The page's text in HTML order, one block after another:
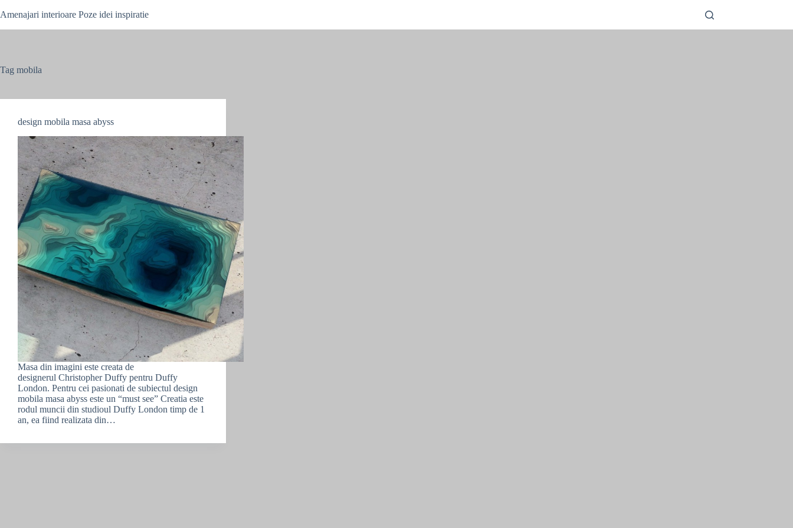
to
Amenajari interioare Poze idei inspiratie
Tag mobila
design mobila masa abyss
Masa din imagini este creata de
designerul Christopher Duffy pentru Duffy
London. Pentru cei pasionati de subiectul design
mobila masa abyss este un “must see” Creatia este
rodul muncii din studioul Duffy London timp de 1
an, ea fiind realizata din…